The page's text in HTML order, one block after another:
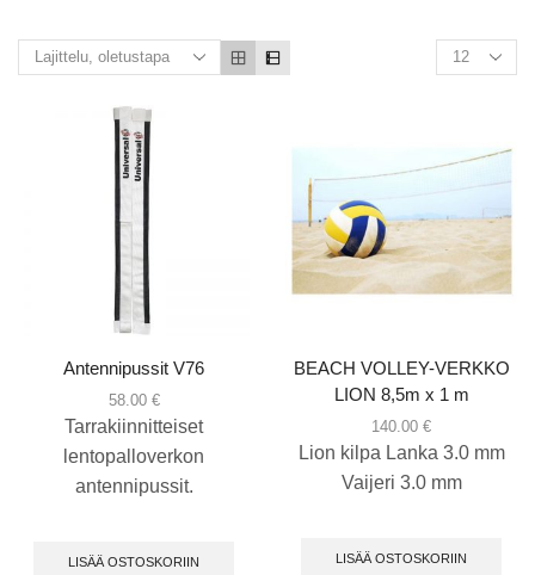
Antennipussit V76
58.00 €
Tarrakiinnitteiset
lentopalloverkon
antennipussit.
LISÄÄ OSTOSKORIIN
BEACH VOLLEY-VERKKO
LION 8,5m x 1 m
140.00 €
Lion kilpa Lanka 3.0 mm
Vaijeri 3.0 mm
LISÄÄ OSTOSKORIIN